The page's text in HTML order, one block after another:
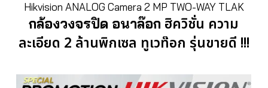
Hikvision ANALOG Camera 2 MP TWO-WAY TLAK
กล้องวงจรปิด อนาล๊อก ฮิควิชั่น ความ
ละเอียด 2 ล้านพิกเซล ทูเวท๊อก รุ่นขายดี !!!